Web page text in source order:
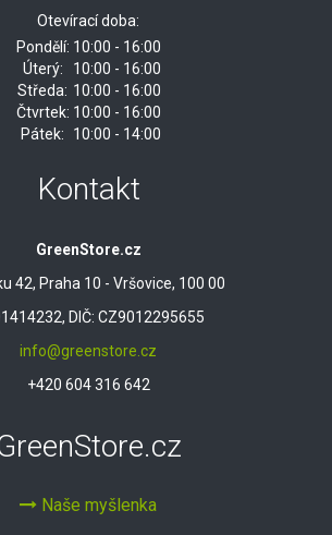
Otevírací doba:
Pondělí: 10:00 - 16:00
Úterý:
10:00 - 16:00
Středa: 10:00 - 16:00
Čtvrtek: 10:00 - 16:00
Pátek:
10:00 - 14:00
Kontakt
GreenStore.cz
42, Praha 10 - Vršovice, 100 00
DIČ: CZ9012295655
info@greenstore.cz
+420 604 316 642
Naše myšlenka